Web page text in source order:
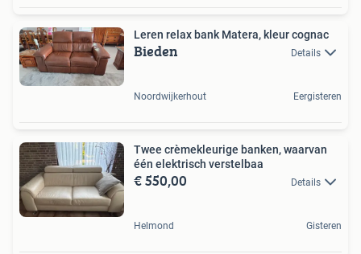
Leren relax bank Matera, kleur cognac
Bieden Details
Noordwijkerhout Eergisteren
Twee crèmekleurige banken, waarvan
één elektrisch verstelbaa
€ 550,00 Details
Helmond Gisteren